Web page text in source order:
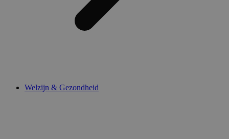
Welzijn & Gezondheid